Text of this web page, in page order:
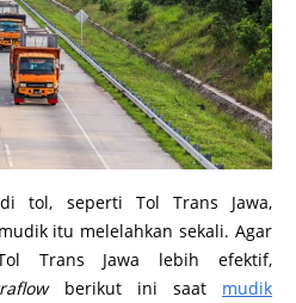
tol, seperti Tol Trans Jawa,
itu melelahkan sekali. Agar
Trans Jawa lebih efektif,
berikut ini saat mudik